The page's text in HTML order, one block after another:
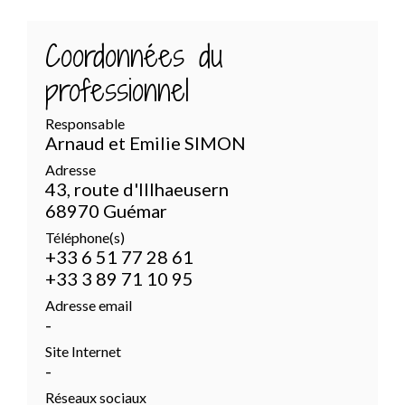
Coordonnées du
professionnel
Responsable
Arnaud et Emilie SIMON
Adresse
43, route d'Illhaeusern
68970 Guémar
Téléphone(s)
+33 6 51 77 28 61
+33 3 89 71 10 95
Adresse email
-
Site Internet
-
Réseaux sociaux